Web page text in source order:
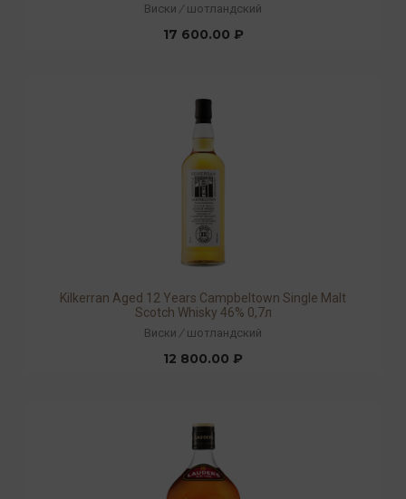
Виски / шотландский
17 600.00 ₽
Kilkerran Aged 12 Years Campbeltown Single Malt
Scotch Whisky 46% 0,7л
Виски / шотландский
12 800.00 ₽